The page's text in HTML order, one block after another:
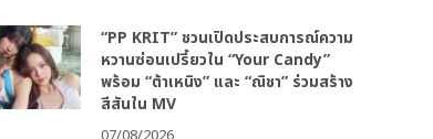
“PP KRIT” ชวนเปิดประสบการณ์ความ
หวานซ่อนเปรี้ยวใน “Your Candy”
พร้อม “ต้าเหนิง” และ “ณิชา” ร่วมสร้าง
สีสันใน MV